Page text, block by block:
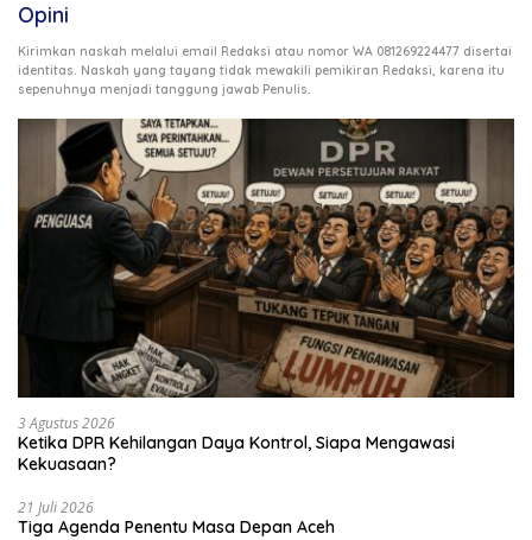
Opini
Kirimkan naskah melalui email Redaksi atau nomor WA 081269224477 disertai
identitas. Naskah yang tayang tidak mewakili pemikiran Redaksi, karena itu
sepenuhnya menjadi tanggung jawab Penulis
3 Agustus 2026
Ketika DPR Kehilangan Daya Kontrol, Siapa Mengawasi
Kekuasaan?
21 Juli 2026
Tiga Agenda Penentu Masa Depan Aceh